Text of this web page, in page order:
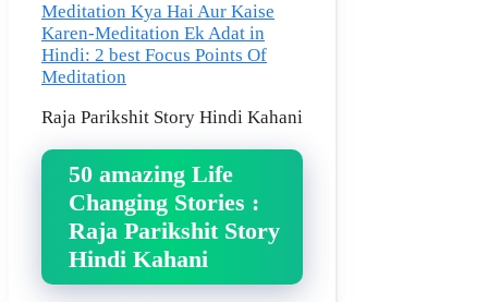
Meditation Kya Hai Aur Kaise
Karen-Meditation Ek Adat in
Hindi: 2 best Focus Points Of
Meditation
Raja Parikshit Story Hindi Kahani
50 amazing Life
Changing Stories :
Raja Parikshit Story
Hindi Kahani